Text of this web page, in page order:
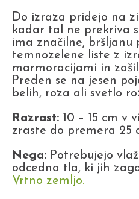
Do izraza pridejo na
kadar tal ne prekriva
ima značilne, bršljanu
temnozelene liste z
marmoracijami in
Preden se na jesen
belih, roza ali svetlo
Razrast: 10 – 15 cm v
zraste do premera 25
Nega: Potrebujejo
odcedna tla, ki jih
Vrtno zemljo.